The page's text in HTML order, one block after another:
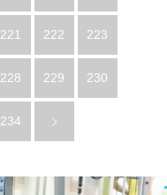
221 222 223
228 229 230
234